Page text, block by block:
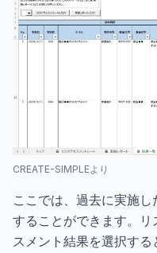
CREATE-SIMPLEより
ここでは、過去に実施
することができます。
スメント結果を選択する